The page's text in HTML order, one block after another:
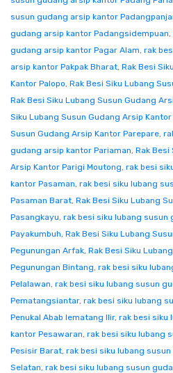
susun gudang arsip kantor
gudang arsip kantor Padangsidempuan,
gudang arsip kantor Pagar Alam, rak
arsip kantor Pakpak Bharat, Rak Besi
Kantor Palopo, Rak Besi Siku Lubang
Rak Besi Siku Lubang Susun Gudang
Siku Lubang Susun Gudang Arsip Kantor
Susun Gudang Arsip Kantor Parepare,
gudang arsip kantor Pariaman, Rak Besi
Arsip Kantor Parigi Moutong, rak besi
kantor Pasaman, rak besi siku lubang
Pasaman Barat, Rak Besi Siku Lubang
Pasangkayu, rak besi siku lubang susun
Payakumbuh, Rak Besi Siku Lubang
Pegunungan Arfak, Rak Besi Siku
Pegunungan Bintang, rak besi siku
Pelalawan, rak besi siku lubang susun
Pematangsiantar, rak besi siku lubang
Penukal Abab lematang Ilir, rak besi siku
kantor Pesawaran, rak besi siku lubang
Pesisir Barat, rak besi siku lubang
Selatan, rak besi siku lubang susun